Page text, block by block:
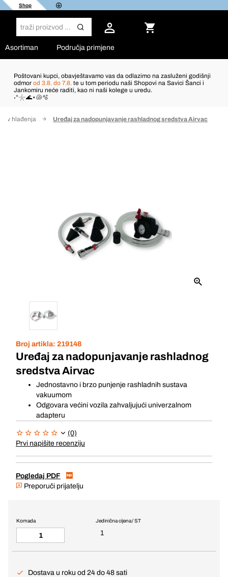
Shop
Asortiman Područja primjene
Poštovani kupci, obavještavamo vas da odlazimo na zasluženi godišnji
odmor od 3.8. do 7.8. te u tom periodu naši Shopovi na Savici Šanci i
Jankomiru neće raditi, kao ni naši kolege u uredu.
˖°𓇼🌊⋆🐚🫧
hlađenja Uređaj za nadopunjavanje rashladnog sredstva Airvac
Broj artikla: 219148
Uređaj za nadopunjavanje rashladnog
sredstva Airvac
Jednostavno i brzo punjenje rashladnih sustava
vakuumom
Odgovara većini vozila zahvaljujući univerzalnom
adapteru
(0)
Prvi napišite recenziju
Pogledaj PDF
Preporuči prijatelju
Jedinična cijena / ST
1
Komada
Dostava u roku od 24 do 48 sati